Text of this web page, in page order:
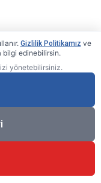
Gizlilik Politikamız ve
bilgi edinebilirsin.
yönetebilirsiniz.